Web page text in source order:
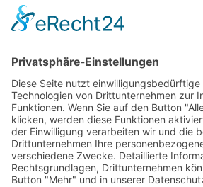
Sitemap:
Leistungen
Bereiche & Objekte
Referenzen
Über uns
Karriere
Kontakt
Rechtliches: